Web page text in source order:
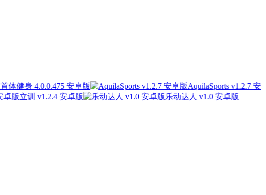
首体健身 4.0.0.475 安卓版
AquilaSports v1.2.7 安
立训 v1.2.4 安卓版
乐动达人 v1.0 安卓版